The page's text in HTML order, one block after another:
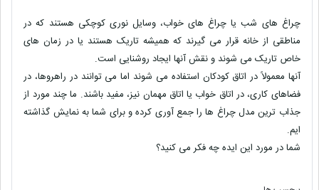
چراغ های شب یا چراغ های خواب، وسایل نوری کوچکی هستند که در
مناطقی از خانه قرار می گیرند که همیشه تاریک هستند یا در زمان های
خاص تاریک می شوند و نقش آنها ایجاد روشنایی است.
آنها معمولاً در اتاق کودکان استفاده می شوند اما می توانند در راهروها، در
فضاهای کاری، در اتاق خواب یا اتاق مهمان نیز، مفید باشند. ما چند مورد از
جذاب ترین مدل چراغ ها را جمع آوری کرده و برای شما به نمایش گذاشته
ایم.
شما در مورد این ایده چه فکر می کنید؟